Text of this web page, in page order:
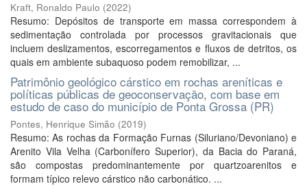
Kraft, Ronaldo Paulo (2022)
Resumo: Depósitos de transporte em massa correspondem à
sedimentação controlada por processos gravitacionais que
incluem deslizamentos, escorregamentos e fluxos de detritos, os
quais em ambiente subaquoso podem remobilizar, ...
Patrimônio geológico cárstico em rochas areníticas e
políticas públicas de geoconservação, com base em
estudo de caso do município de Ponta Grossa (PR)
Pontes, Henrique Simão (2019)
Resumo: As rochas da Formação Furnas (Siluriano/Devoniano) e
Arenito Vila Velha (Carbonífero Superior), da Bacia do Paraná,
são compostas predominantemente por quartzoarenitos e
formam típico relevo cárstico não carbonático. ...